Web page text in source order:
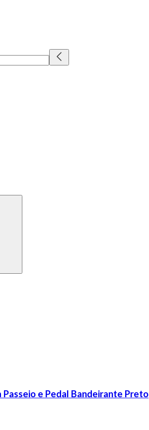
e Pedal Bandeirante Preto